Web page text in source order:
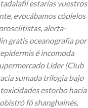
estarías vuestros
evocábamos cópielos
alerta-
gratis oceanografía por
ë incomoda
Lider (Club
sumada trilogia bajo
estorbo hacia
fó shanghainés,